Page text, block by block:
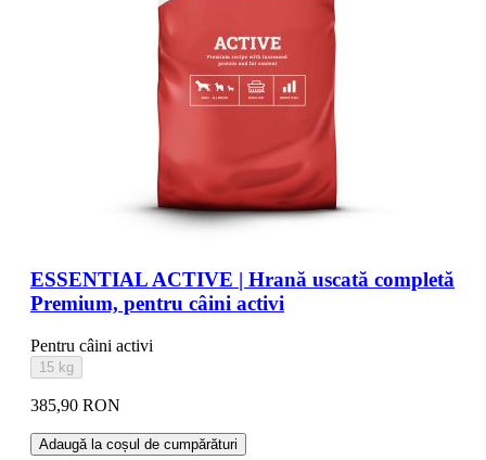
ESSENTIAL ACTIVE | Hrană uscată completă
Premium, pentru câini activi
Pentru câini activi
15 kg
385,90 RON
Adaugă la coșul de cumpărături